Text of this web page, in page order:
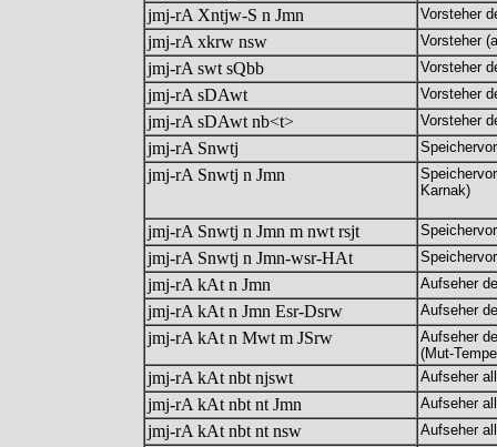
jmj-rA Xntjw-S n Jmn Vorsteher
jmj-rA xkrw nsw Vorsteher
jmj-rA swt sQbb Vorsteher
jmj-rA sDAwt Vorsteher
jmj-rA sDAwt nb<t> Vorsteher
jmj-rA Snwtj
jmj-rA Snwtj n Jmn
Karnak)
jmj-rA Snwtj n Jmn m nwt rsjt
jmj-rA Snwtj n Jmn-wsr-HAt
jmj-rA kAt n Jmn Aufseher
jmj-rA kAt n Jmn Esr-Dsrw Aufseher
jmj-rA kAt n Mwt m JSrw
Aufseher
(Mut-
jmj-rA kAt nbt njswt Aufseher
jmj-rA kAt nbt nt Jmn Aufseher
jmj-rA kAt nbt nt nsw Aufseher